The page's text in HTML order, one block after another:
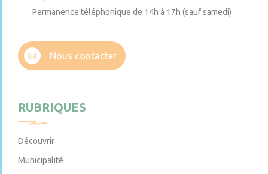
Permanence téléphonique de 14h à 17h (sauf samedi)
Nous contacter
RUBRIQUES
Découvrir
Municipalité